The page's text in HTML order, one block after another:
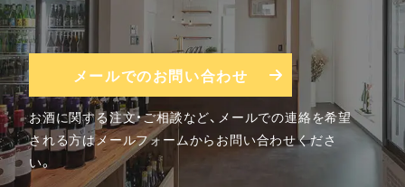
メールでのお問い合わせ
お酒に関する注文・ご相談など、メールでの連絡を希望
される方はメールフォームからお問い合わせくださ
い。